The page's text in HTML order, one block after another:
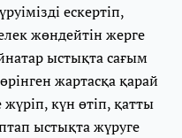
ескертіп,
жөндейтін жерге
ыстықта сағым
жартасқа қарай
жүріп, күн өтіп, қатты
ыстықта жүруге